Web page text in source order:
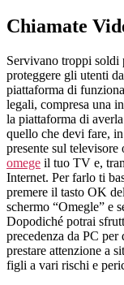
Chiamate
Servivano troppi soldi
proteggere gli utenti
piattaforma di
legali, compresa una
la piattaforma di
quello che devi fare,
presente sul
omege il tuo TV e,
Internet. Per farlo ti
premere il tasto OK
schermo “Omegle” e
Dopodiché potrai
precedenza da PC
prestare attenzione a
figli a vari rischi e